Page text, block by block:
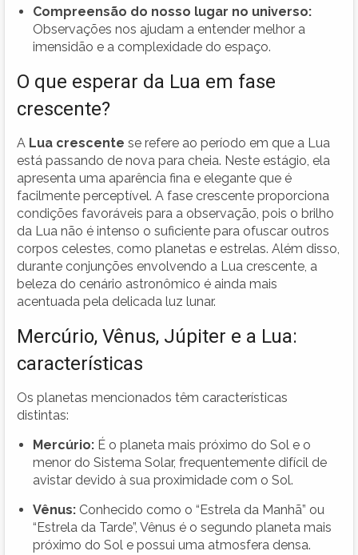
Compreensão do nosso lugar no universo:
Observações nos ajudam a entender melhor a
imensidão e a complexidade do espaço.
O que esperar da Lua em fase
crescente?
A Lua crescente se refere ao período em que a Lua
está passando de nova para cheia. Neste estágio, ela
apresenta uma aparência fina e elegante que é
facilmente perceptível. A fase crescente proporciona
condições favoráveis para a observação, pois o brilho
da Lua não é intenso o suficiente para ofuscar outros
corpos celestes, como planetas e estrelas. Além disso,
durante conjunções envolvendo a Lua crescente, a
beleza do cenário astronômico é ainda mais
acentuada pela delicada luz lunar.
Mercúrio, Vênus, Júpiter e a Lua:
características
Os planetas mencionados têm características
distintas:
Mercúrio: É o planeta mais próximo do Sol e o
menor do Sistema Solar, frequentemente difícil de
avistar devido à sua proximidade com o Sol.
Vênus: Conhecido como o “Estrela da Manhã” ou
“Estrela da Tarde”, Vênus é o segundo planeta mais
próximo do Sol e possui uma atmosfera densa.